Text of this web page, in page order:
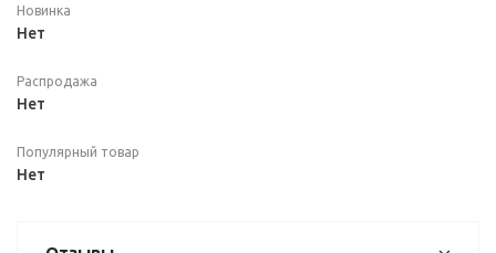
Новинка
Нет
Распродажа
Нет
Популярный товар
Нет